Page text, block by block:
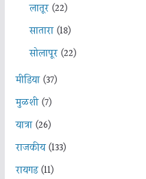
लातूर(22)
सातारा(18)
सोलापूर(22)
मीडिया(37)
मुळशी(7)
यात्रा(26)
राजकीय(133)
रायगड(11)